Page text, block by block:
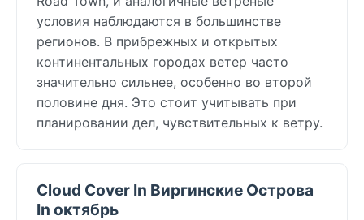
условия наблюдаются в большинстве
регионов. В прибрежных и открытых
континентальных городах ветер часто
значительно сильнее, особенно во второй
половине дня. Это стоит учитывать при
планировании дел, чувствительных к ветру.
Cloud Cover In Виргинские Острова
In октябрь